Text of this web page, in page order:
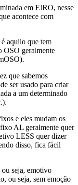
em EIRO, nesse
acontece com
aquilo que tem
OSO geralmente
que sabemos
ser usado para criar
a um determinado
e eles mudam os
AL geralmente quer
LESS quer dizer
disso, fica fácil
ou seja, emotivo
ou seja, sem emoção